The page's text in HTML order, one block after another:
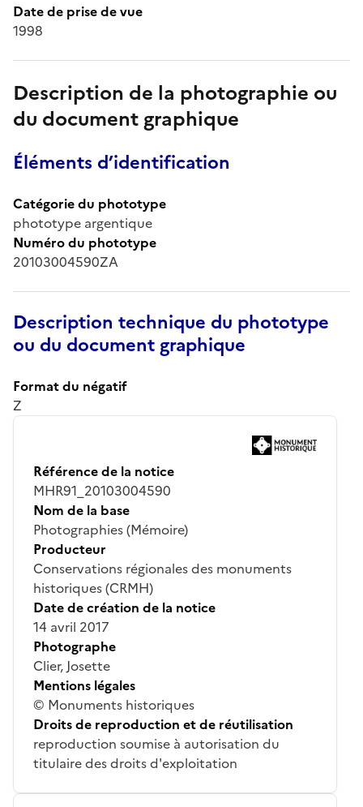
Date de prise de vue
1998
Description de la photographie ou
du document graphique
Éléments d’identification
Catégorie du phototype
phototype argentique
Numéro du phototype
20103004590ZA
Description technique du phototype
ou du document graphique
Format du négatif
Z
Référence de la notice
MHR91_20103004590
Nom de la base
Photographies (Mémoire)
Producteur
Conservations régionales des monuments
historiques (CRMH)
Date de création de la notice
14 avril 2017
Photographe
Clier, Josette
Mentions légales
© Monuments historiques
Droits de reproduction et de réutilisation
reproduction soumise à autorisation du
titulaire des droits d'exploitation